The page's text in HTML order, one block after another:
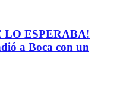
LO ESPERABA!
a Boca con un